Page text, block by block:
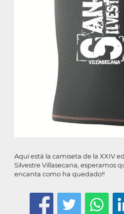
Aquí está la camiseta de la XXIV
Silvestre Villasecana, esperamos
encanta como ha quedado!!